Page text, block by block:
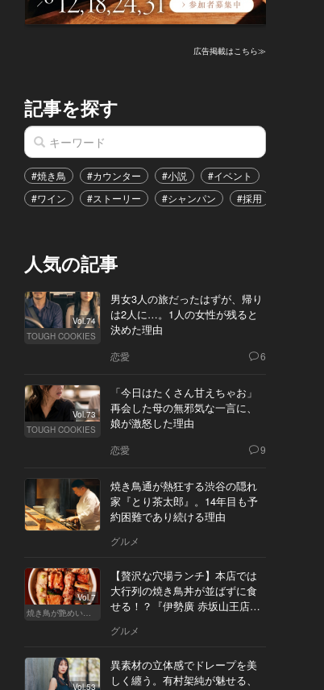
広告掲載はこちら≫
記事を探す
#焼き鳥 #カウンター #小説 #イベント
#ワイン
#ストーリー #シャンパン #採用
人気の記事
Vol.74
TOUGH COOKIES
男女3人の旅だったはずが、帰り
は2人に…。1人の女性が残ると
決めた理由
恋愛 6
Vol.73
TOUGH COOKIES
「今日はたくさん甘えちゃお」
再会した母の無邪気な一言に、
娘が激怒した理由
恋愛 9
焼き鳥通が熱狂する渋谷の隠れ
家『とり茶太郎』。14年目も予
約困難であり続ける理由
グルメ
Vol.7
焼き鳥が艶めいてきた
【贅沢な穴場ランチ】本店では
大行列の焼き鳥丼が並ばずに食
せる！？『伊勢廣 赤坂山王店』
グルメ
Vol.53
異素材の立体感でドレープを美
しく纏う。有村架純が魅せる、